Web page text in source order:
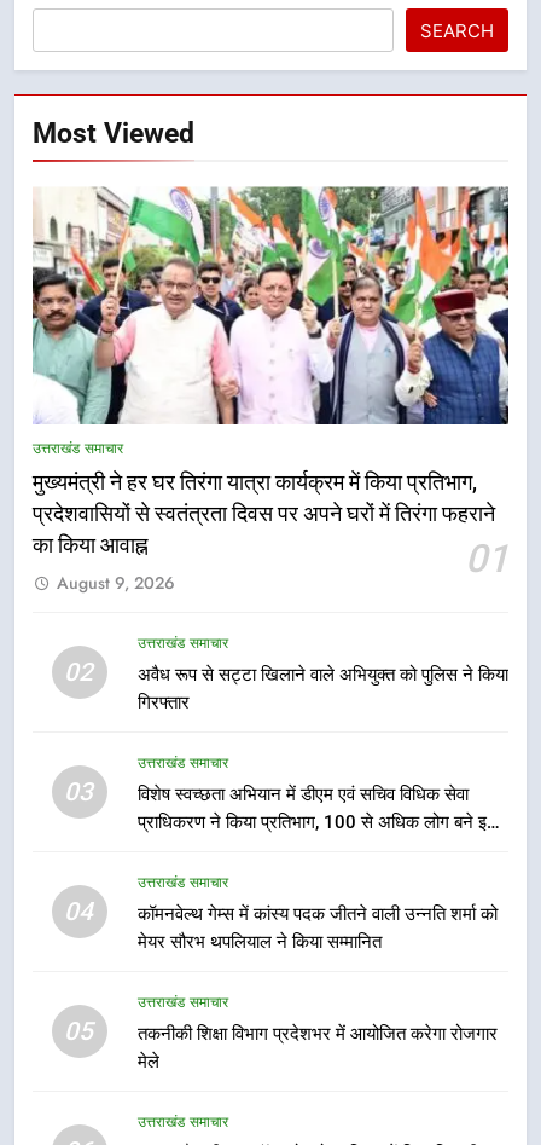
SEARCH
Most Viewed
उत्तराखंड समाचार
मुख्यमंत्री ने हर घर तिरंगा यात्रा कार्यक्रम में किया प्रतिभाग,
प्रदेशवासियों से स्वतंत्रता दिवस पर अपने घरों में तिरंगा फहराने
का किया आवाह्न
01
August 9, 2026
02
उत्तराखंड समाचार
अवैध रूप से सट्टा खिलाने वाले अभियुक्त को पुलिस ने किया
गिरफ्तार
03
उत्तराखंड समाचार
विशेष स्वच्छता अभियान में डीएम एवं सचिव विधिक सेवा
प्राधिकरण ने किया प्रतिभाग, 100 से अधिक लोग बने इस
04
उत्तराखंड समाचार
कॉमनवेल्थ गेम्स में कांस्य पदक जीतने वाली उन्नति शर्मा को
मेयर सौरभ थपलियाल ने किया सम्मानित
05
उत्तराखंड समाचार
तकनीकी शिक्षा विभाग प्रदेशभर में आयोजित करेगा रोजगार
मेले
उत्तराखंड समाचार
5
तकनीकी शिक्षा विभाग प्रदेशभर में
उत्तराखंड समाचार
6
उत्तराखंड समाचार
पहुंचाने की तैयारी, 9 से 17 अगस्त तक
होंगे देशभक्ति के विविध कार्यक्रम
उत्तराखंड समाचार
कावड़ मेले को सकुशल रूप से संपन्न कराने
के लिए खुद मैदान में उतरे एसएसपी दून
1
से स्वतंत्रता दिवस पर अपने घरों में तिरंगा
उत्तराखंड समाचार